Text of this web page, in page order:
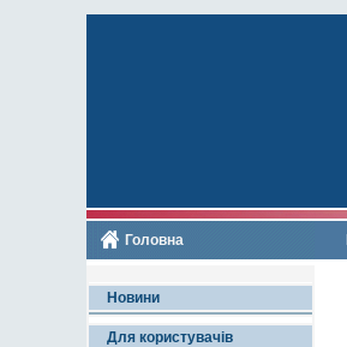
Головна
Новини
Для користувачів